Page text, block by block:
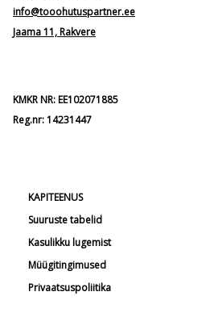
info@tooohutuspartner.ee
Jaama 11, Rakvere
KMKR NR: EE102071885
Reg.nr: 14231447
KAPITEENUS
Suuruste tabelid
Kasulikku lugemist
Müügitingimused
Privaatsuspoliitika